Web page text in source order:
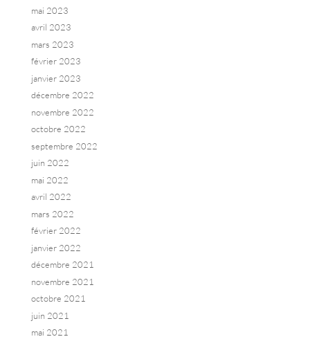
mai 2023
avril 2023
mars 2023
février 2023
janvier 2023
décembre 2022
novembre 2022
octobre 2022
septembre 2022
juin 2022
mai 2022
avril 2022
mars 2022
février 2022
janvier 2022
décembre 2021
novembre 2021
octobre 2021
juin 2021
mai 2021